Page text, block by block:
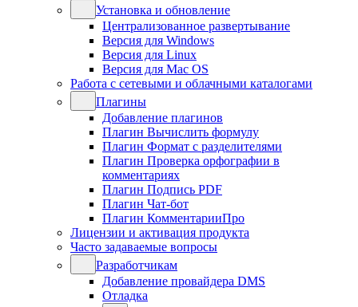
Установка и обновление
Централизованное развертывание
Версия для Windows
Версия для Linux
Версия для Mac OS
Работа с сетевыми и облачными каталогами
Плагины
Добавление плагинов
Плагин Вычислить формулу
Плагин Формат с разделителями
Плагин Проверка орфографии в
комментариях
Плагин Подпись PDF
Плагин Чат-бот
Плагин КомментарииПро
Лицензии и активация продукта
Часто задаваемые вопросы
Разработчикам
Добавление провайдера DMS
Отладка